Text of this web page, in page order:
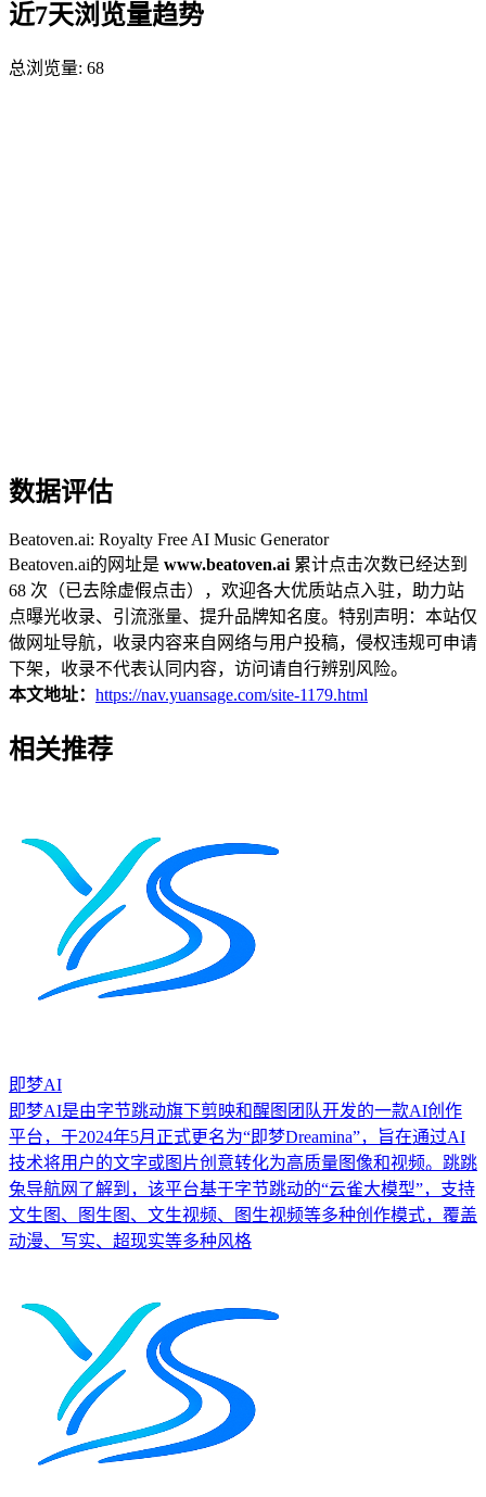
近7天浏览量趋势
总浏览量: 68
数据评估
Beatoven.ai: Royalty Free AI Music Generator
Beatoven.ai的网址是 www.beatoven.ai 累计点击次数已经达到
68 次（已去除虚假点击），欢迎各大优质站点入驻，助力站
点曝光收录、引流涨量、提升品牌知名度。特别声明：本站仅
做网址导航，收录内容来自网络与用户投稿，侵权违规可申请
下架，收录不代表认同内容，访问请自行辨别风险。
本文地址： https://nav.yuansage.com/site-1179.html
相关推荐
即梦AI
即梦AI是由字节跳动旗下剪映和醒图团队开发的一款AI创作
平台，于2024年5月正式更名为“即梦Dreamina”，旨在通过AI
技术将用户的文字或图片创意转化为高质量图像和视频。跳跳
兔导航网了解到，该平台基于字节跳动的“云雀大模型”，支持
文生图、图生图、文生视频、图生视频等多种创作模式，覆盖
动漫、写实、超现实等多种风格